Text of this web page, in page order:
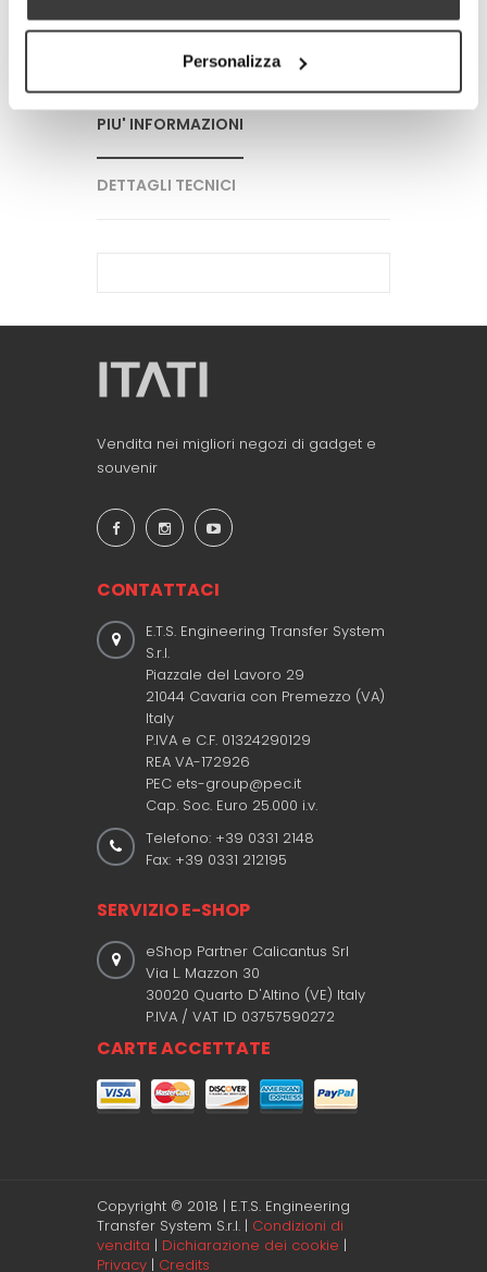
Personalizza
Tweet
Share
Google+
Pinterest
PIU' INFORMAZIONI
DETTAGLI TECNICI
Vendita nei migliori negozi di gadget e
souvenir
CONTATTACI
E.T.S. Engineering Transfer System
S.r.l.
Piazzale del Lavoro 29
21044 Cavaria con Premezzo (VA)
Italy
P.IVA e C.F. 01324290129
REA VA-172926
PEC ets-group@pec.it
Cap. Soc. Euro 25.000 i.v.
Telefono: +39 0331 2148
Fax: +39 0331 212195
SERVIZIO E-SHOP
eShop Partner Calicantus Srl
Via L. Mazzon 30
30020 Quarto D'Altino (VE) Italy
P.IVA / VAT ID 03757590272
CARTE ACCETTATE
Copyright © 2018 | E.T.S. Engineering
Transfer System S.r.l. | Condizioni di
vendita | Dichiarazione dei cookie |
Privacy | Credits